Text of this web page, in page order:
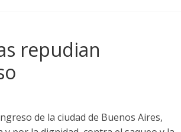
repudian
de la ciudad de Buenos Aires,